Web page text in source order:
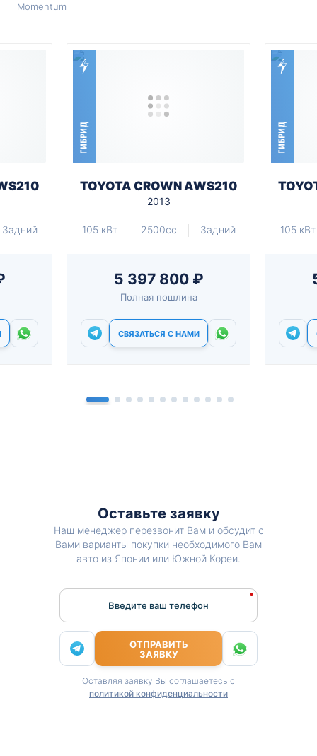
Momentum
Задний
ГИБРИД
TOYOTA CROWN AWS210
2013
105 кВт 2500cc Задний
5 397 800 ₽
Полная пошлина
СВЯЗАТЬСЯ С НАМИ
ГИБРИД
105 кВт
Оставьте заявку
Наш менеджер перезвонит Вам и обсудит с
Вами варианты покупки необходимого Вам
авто из Японии или Южной Кореи.
Введите ваш телефон
ОТПРАВИТЬ
ЗАЯВКУ
Оставляя заявку Вы соглашаетесь с
политикой конфиденциальности